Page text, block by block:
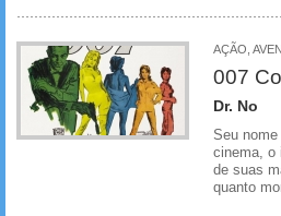
AÇÃO,
007
Dr. No
Seu
cinema, o
de suas
quanto